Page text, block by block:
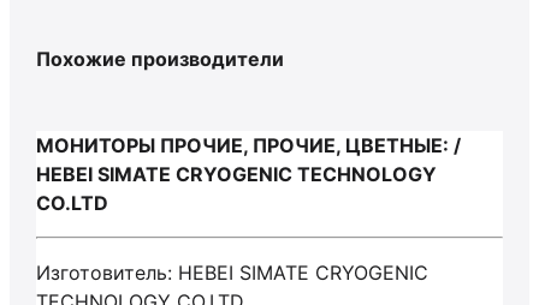
Похожие производители
МОНИТОРЫ ПРОЧИЕ, ПРОЧИЕ, ЦВЕТНЫЕ: /
HEBEI SIMATE CRYOGENIC TECHNOLOGY
CO.LTD
Изготовитель: HEBEI SIMATE CRYOGENIC